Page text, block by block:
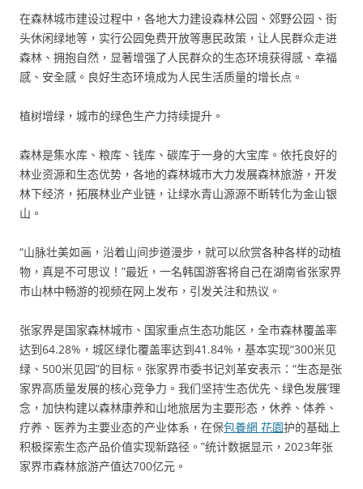
在森林城市建设过程中，各地大力建设森林公园、郊野公园、街
头休闲绿地等，实行公园免费开放等惠民政策，让人民群众走进
森林、拥抱自然，显著增强了人民群众的生态环境获得感、幸福
感、安全感。良好生态环境成为人民生活质量的增长点。
植树增绿，城市的绿色生产力持续提升。
森林是集水库、粮库、钱库、碳库于一身的大宝库。依托良好的
林业资源和生态优势，各地的森林城市大力发展森林旅游，开发
林下经济，拓展林业产业链，让绿水青山源源不断转化为金山银
山。
“山脉壮美如画，沿着山间步道漫步，就可以欣赏各种各样的动植
物，真是不可思议！”最近，一名韩国游客将自己在湖南省张家界
市山林中畅游的视频在网上发布，引发关注和热议。
张家界是国家森林城市、国家重点生态功能区，全市森林覆盖率
达到64.28%，城区绿化覆盖率达到41.84%，基本实现“300米见
绿、500米见园”的目标。张家界市委书记刘革安表示：“生态是张
家界高质量发展的核心竞争力。我们坚持‘生态优先、绿色发展’理
念，加快构建以森林康养和山地旅居为主要形态，休养、体养、
疗养、医养为主要业态的产业体系，在保包養網 花園护的基础上
积极探索生态产品价值实现新路径。”统计数据显示，2023年张
家界市森林旅游产值达700亿元。